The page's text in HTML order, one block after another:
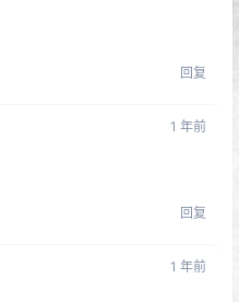
回复
1 年前
回复
1 年前